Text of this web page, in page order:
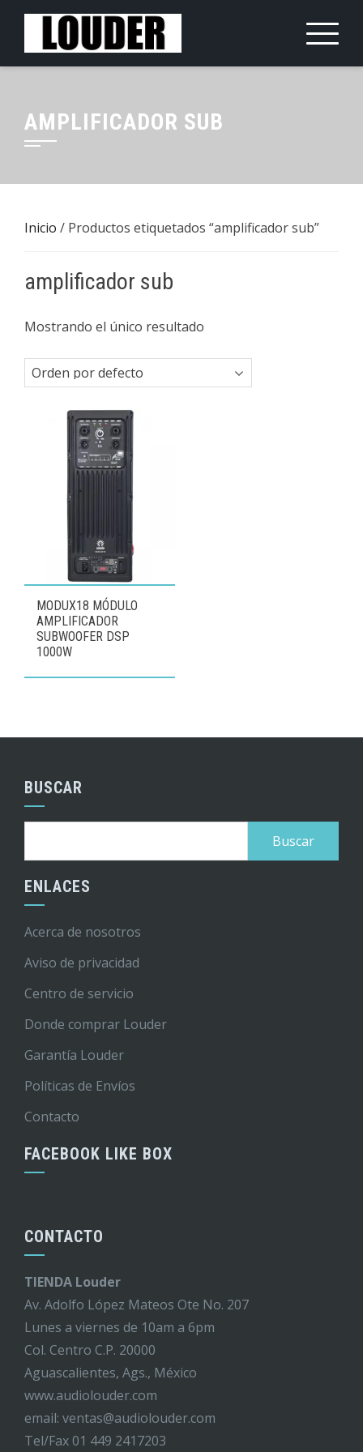
Saltar
contenido
AMPLIFICADOR SUB
Inicio / Productos etiquetados “amplificador sub”
amplificador sub
Mostrando el único resultado
MODUX18 MÓDULO
AMPLIFICADOR
SUBWOOFER DSP
1000W
BUSCAR
ENLACES
Acerca de nosotros
Aviso de privacidad
Centro de servicio
Donde comprar Louder
Garantía Louder
Políticas de Envíos
Contacto
FACEBOOK LIKE BOX
CONTACTO
TIENDA Louder
Av. Adolfo López Mateos Ote No. 207
Lunes a viernes de 10am a 6pm
Col. Centro C.P. 20000
Aguascalientes, Ags., México
www.audiolouder.com
email: ventas@audiolouder.com
Tel/Fax 01 449 2417203